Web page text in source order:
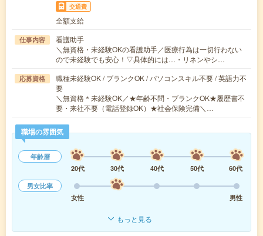
交通費
全額支給
仕事内容
看護助手
＼無資格・未経験OKの看護助手／医療行為は一切行わない
ので未経験でも安心！▽具体的には…・リネンやシ…
応募資格
職種未経験OK / ブランクOK / パソコンスキル不要 / 英語力不
要
＼無資格＊未経験OK／★年齢不問・ブランクOK★履歴書不
要・来社不要（電話登録OK）★社会保険完備＼…
職場の雰囲気
年齢層
20代
30代 40代 50代
60代
男女比率
女性
男性
もっと見る